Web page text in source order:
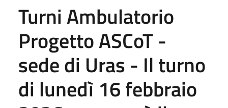
Turni Ambulatorio
Progetto ASCoT -
sede di Uras - Il turno
di lunedì 16 febbraio